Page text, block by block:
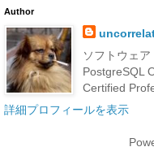
Author
ソフトウェ
PostgreSQL
Certified
詳細プロフィールを表示